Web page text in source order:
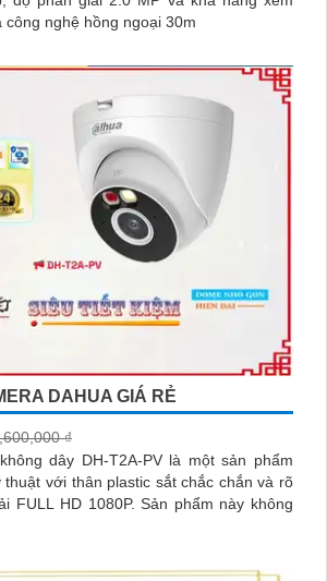
công nghệ hồng ngoại 30m
DAHUA GIÁ RẺ
₫
dây DH-T2A-PV là một sản phẩm
với thân plastic sắt chắc chắn và rõ
Sản phẩm này không